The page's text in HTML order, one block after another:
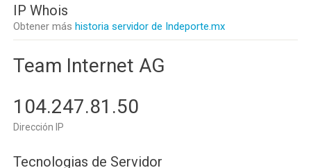
IP Whois
Obtener más historia servidor de Indeporte.mx
Team Internet AG
104.247.81.50
Dirección IP
Tecnologias de Servidor